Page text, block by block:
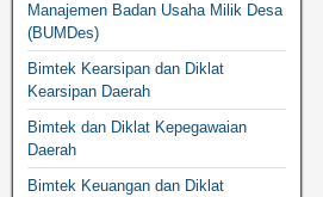
Manajemen Badan Usaha Milik Desa
(BUMDes)
Bimtek Kearsipan dan Diklat
Kearsipan Daerah
Bimtek dan Diklat Kepegawaian
Daerah
Bimtek Keuangan dan Diklat